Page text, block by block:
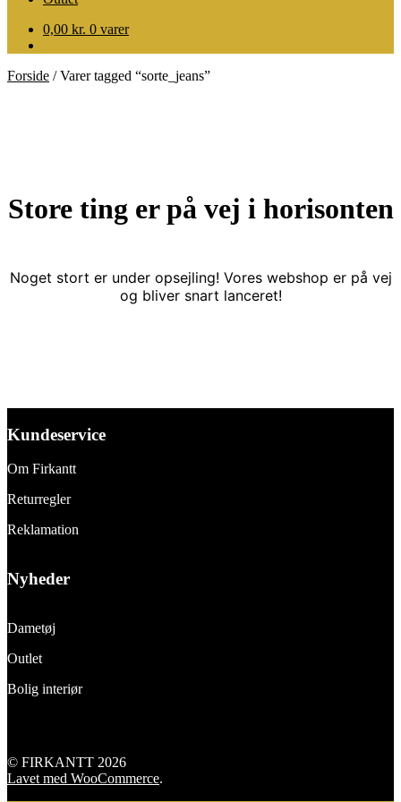
0,00 kr. 0 varer
Forside /Varer tagged “sorte_jeans”
Store ting er på vej i horisonten
Noget stort er under opsejling! Vores webshop er på vej
og bliver snart lanceret!
Kundeservice
Om Firkantt
Returregler
Reklamation
Nyheder
Dametøj
Outlet
Bolig interiør
© FIRKANTT 2026
Lavet med WooCommerce.